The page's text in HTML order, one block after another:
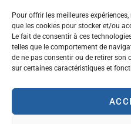
Pour offrir les meilleures
que les cookies pour stocker et/ou
Le fait de consentir à ces
telles que le comportement de
de ne pas consentir ou de retirer
sur certaines caractéristiques et
info@abft.be
+32 (0)2 347 34 77
Politique de confidentialité